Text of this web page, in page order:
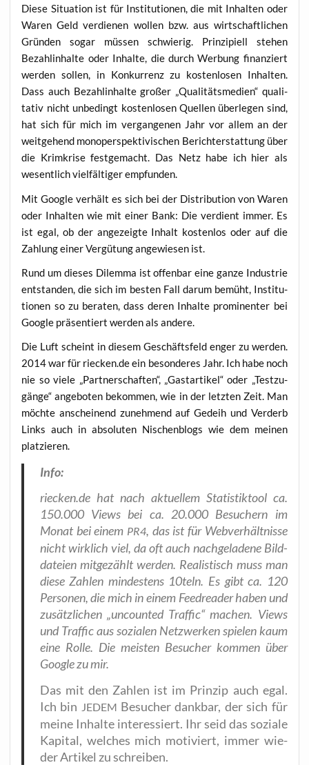
Die­se Situa­ti­on ist für Insti­tu­tio­nen, die mit Inhal­ten oder
Waren Geld ver­die­nen wol­len bzw. aus wirt­schaft­li­chen
Grün­den sogar müs­sen schwie­rig. Prin­zi­pi­ell ste­hen
Bezahl­in­hal­te oder Inhal­te, die durch Wer­bung finan­ziert
wer­den sol­len, in Kon­kur­renz zu kos­ten­lo­sen Inhal­ten.
Dass auch Bezahl­in­hal­te gro­ßer „Qua­li­täts­me­di­en“ qua­li­
ta­tiv nicht unbe­dingt kos­ten­lo­sen Quel­len über­le­gen sind,
hat sich für mich im ver­gan­ge­nen Jahr vor allem an der
weit­ge­hend mon­o­per­spek­ti­vi­schen Bericht­erstat­tung über
die Krim­kri­se fest­ge­macht. Das Netz habe ich hier als
wesent­lich viel­fäl­ti­ger empfunden.
Mit Goog­le ver­hält es sich bei der Dis­tri­bu­ti­on von Waren
oder Inhal­ten wie mit einer Bank: Die ver­dient immer. Es
ist egal, ob der ange­zeig­te Inhalt kos­ten­los oder auf die
Zah­lung einer Ver­gü­tung ange­wie­sen ist.
Rund um die­ses Dilem­ma ist offen­bar eine gan­ze Indus­trie
ent­stan­den, die sich im bes­ten Fall dar­um bemüht, Insti­tu­
tio­nen so zu bera­ten, dass deren Inhal­te pro­mi­nen­ter bei
Goog­le prä­sen­tiert wer­den als andere.
Die Luft scheint in die­sem Geschäfts­feld enger zu wer­den.
2014 war für riecken.de ein beson­de­res Jahr. Ich habe noch
nie so vie­le „Part­ner­schaf­ten“, „Gast­ar­ti­kel“ oder „Test­zu­
gän­ge“ ange­bo­ten bekom­men, wie in der letz­ten Zeit. Man
möch­te anschei­nend zuneh­mend auf Gedeih und Ver­derb
Links auch in abso­lu­ten Nischen­blogs wie dem mei­nen
platzieren.
Info:
riecken.de hat nach aktu­el­lem Sta­tis­tik­tool ca.
150.000 Views bei ca. 20.000 Besu­chern im
Monat bei einem PR4, das ist für Web­ver­hält­nis­se
nicht wirk­lich viel, da oft auch nach­ge­la­de­ne Bild­
da­tei­en mit­ge­zählt wer­den. Rea­lis­tisch muss man
die­se Zah­len min­des­tens 10teln. Es gibt ca. 120
Per­so­nen, die mich in einem Feed­rea­der haben und
zusätz­li­chen „uncoun­ted Traf­fic“ machen. Views
und Traf­fic aus sozia­len Netz­wer­ken spie­len kaum
eine Rol­le. Die meis­ten Besu­cher kom­men über
Goog­le zu mir.
Das mit den Zah­len ist im Prin­zip auch egal.
Ich bin JEDEM Besu­cher dank­bar, der sich für
mei­ne Inhal­te inter­es­siert. Ihr seid das sozia­le
Kapi­tal, wel­ches mich moti­viert, immer wie­
der Arti­kel zu schreiben.